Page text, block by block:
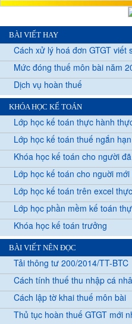
BÀI VIẾT HAY
Cách xử lý hoá đơn GTGT viết
Mức đóng thuế môn bài năm
Dịch vụ hoàn thuế
KHÓA HỌC KẾ TOÁN
Lớp học kế toán thực hành
Lớp học kế toán thuế ngắn
Khóa học kế toán cho người
Lớp học kế toán cho nguời mới
Lớp học kế toán trên excel
Lớp học phần mềm kế toán
Khóa học kế toán trưởng
BÀI VIẾT NÊN ĐỌC
Tải thông tư 200/2014/TT-BTC
Cách tính thuế thu nhập cá
Cách lập tờ khai thuế môn bài
Thủ tục hoàn thuế GTGT mới